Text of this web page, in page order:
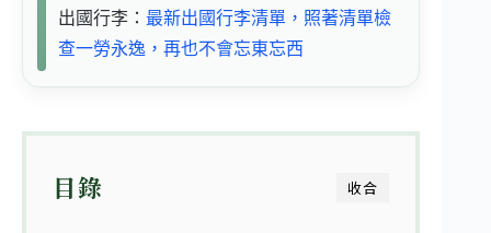
出國行李： 最新出國行李清單，照著清單檢
查一勞永逸，再也不會忘東忘西
收合
目錄